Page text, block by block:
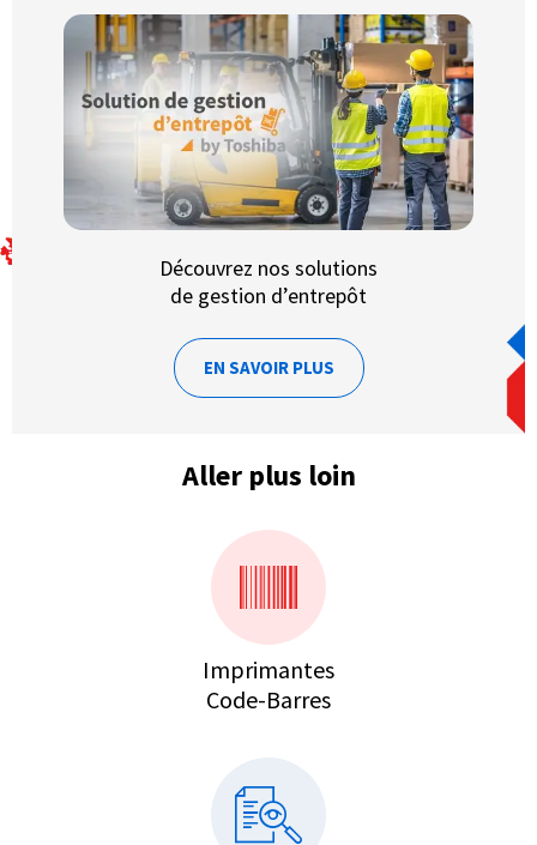
Découvrez nos solutions
de gestion d’entrepôt
EN SAVOIR PLUS
Aller plus loin
Imprimantes
Code-Barres